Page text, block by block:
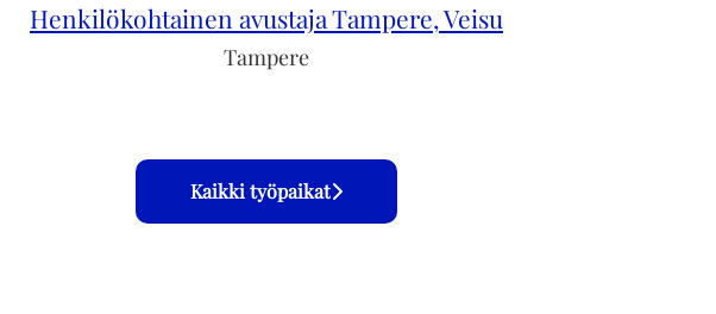
Henkilökohtainen avustaja Tampere, Veisu
Tampere
Kaikki työpaikat